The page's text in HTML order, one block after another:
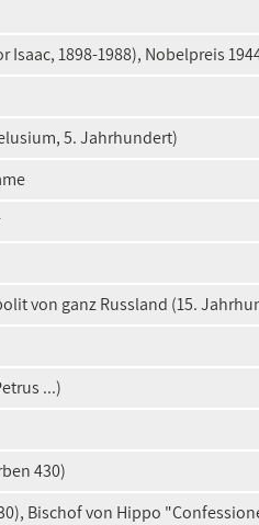
1898-1988), Nobelpreis
5. Jahrhundert)
von ganz Russland (15.
...)
430)
Bischof von Hippo